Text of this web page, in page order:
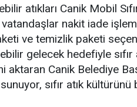
atıkları Canik Mobil
vatandaşlar nakit iade
ve temizlik paketi
gelecek hedefiyle sıfır
Canik Belediye
sıfır atık